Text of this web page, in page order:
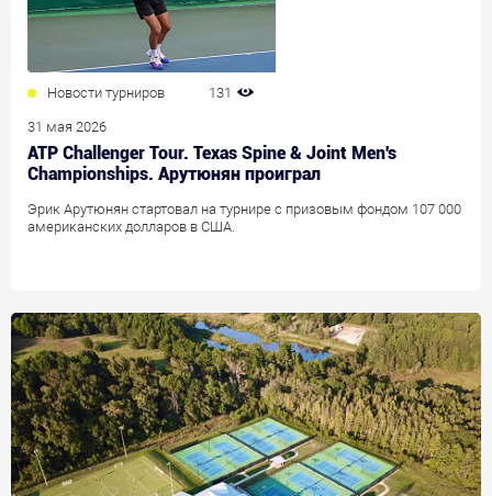
Новости турниров 131
31 мая 2026
ATP Challenger Tour. Texas Spine & Joint Men's
Championships. Арутюнян проиграл
Эрик Арутюнян стартовал на турнире с призовым фондом 107 000
американских долларов в США.